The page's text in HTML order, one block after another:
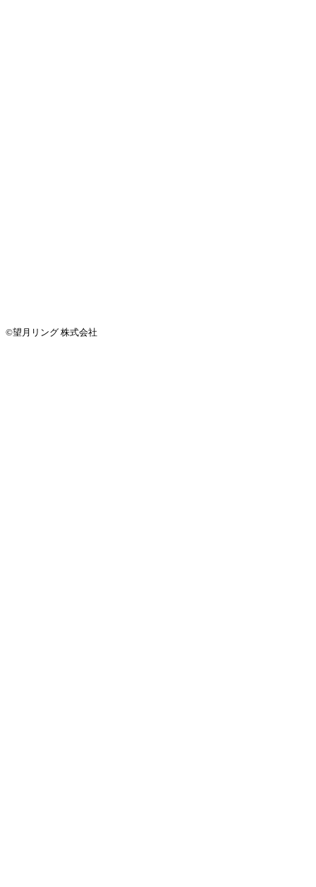
©望月リング 株式会社